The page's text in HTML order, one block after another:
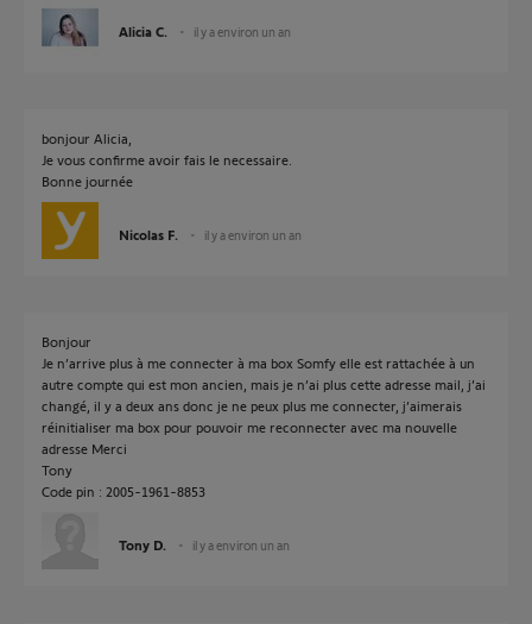
Alicia C. il y a environ un an
bonjour Alicia,
Je vous confirme avoir fais le necessaire.
Bonne journée
Nicolas F. il y a environ un an
Bonjour
Je n’arrive plus à me connecter à ma box Somfy elle est rattachée à un
autre compte qui est mon ancien, mais je n’ai plus cette adresse mail, j’ai
changé, il y a deux ans donc je ne peux plus me connecter, j’aimerais
réinitialiser ma box pour pouvoir me reconnecter avec ma nouvelle
adresse Merci
Tony
Code pin : 2005-1961-8853
Tony D. il y a environ un an